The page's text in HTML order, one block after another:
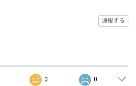
通報する
0 0